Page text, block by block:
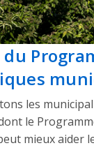
du
les
le
mieux aider